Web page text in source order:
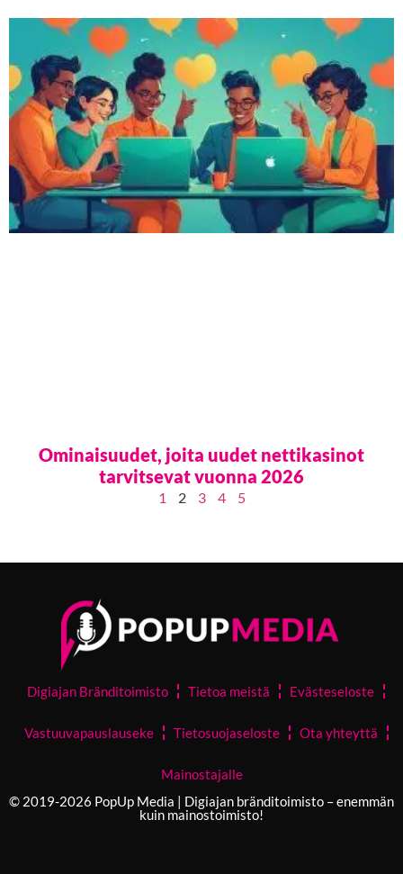
Ominaisuudet, joita uudet nettikasinot
tarvitsevat vuonna 2026
1 2 3 4 5
Digiajan Bränditoimisto Tietoa meistä Evästeseloste
Vastuuvapauslauseke Tietosuojaseloste Ota yhteyttä
Mainostajalle
© 2019-2026 PopUp Media | Digiajan bränditoimisto – enemmän
kuin mainostoimisto!